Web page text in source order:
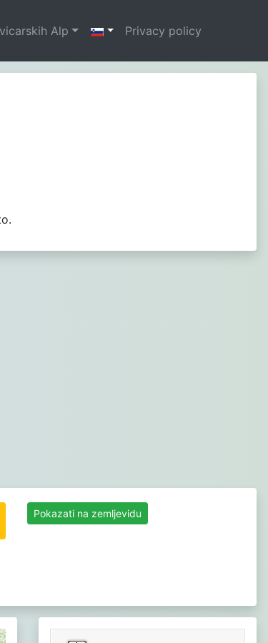
Alp Privacy policy
Pokazati na zemljevidu